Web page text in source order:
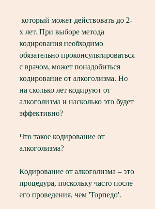
х лет. При выборе метода
кодирования необходимо
обязательно проконсультироваться
с врачом, может понадобиться
кодирование от алкоголизма. Но
на сколько лет кодируют от
алкоголизма и насколько это будет
эффективно?
Что такое кодирование от
алкоголизма?
Кодирование от алкоголизма – это
процедура, поскольку часто после
его проведения, чем 'Торпедо'.